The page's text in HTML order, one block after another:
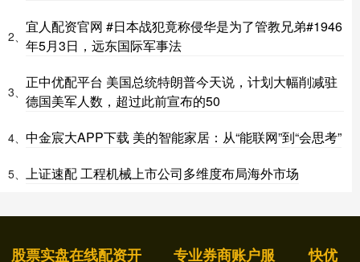
2、
宜人配资官网 #日本战犯竟称侵华是为了管教兄弟#1946
年5月3日，远东国际军事法
3、
正中优配平台 美国总统特朗普今天说，计划大幅削减驻
德国美军人数，超过此前宣布的50
4、 中金宸大APP下载 美的智能家居：从“能联网”到“会思考”
5、 上证速配 工程机械上市公司多维度布局海外市场
股票实盘在线配资开 专业券商账户服 快优